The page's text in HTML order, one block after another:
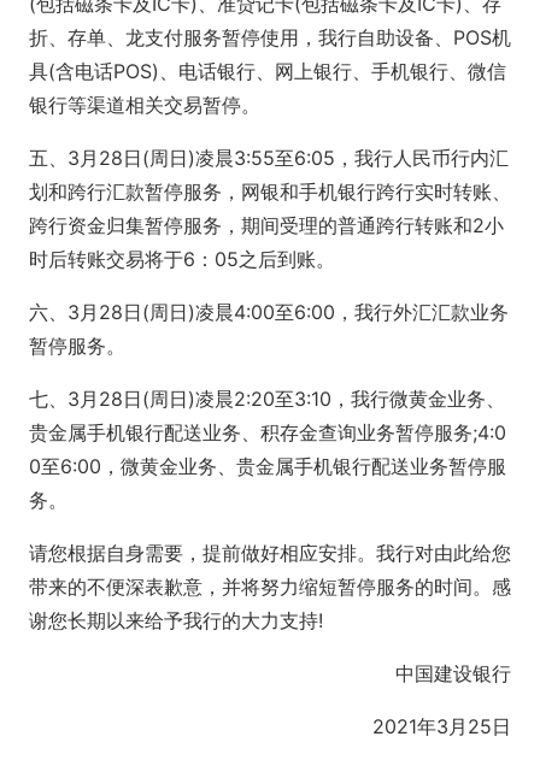
折、存单、龙支付服务暂停使用，我行自助设备、POS机
具(含电话POS)、电话银行、网上银行、手机银行、微信
银行等渠道相关交易暂停。
五、3月28日(周日)凌晨3:55至6:05，我行人民币行内汇
划和跨行汇款暂停服务，网银和手机银行跨行实时转账、
跨行资金归集暂停服务，期间受理的普通跨行转账和2小
时后转账交易将于6：05之后到账。
六、3月28日(周日)凌晨4:00至6:00，我行外汇汇款业务
暂停服务。
七、3月28日(周日)凌晨2:20至3:10，我行微黄金业务、
贵金属手机银行配送业务、积存金查询业务暂停服务;4:0
0至6:00，微黄金业务、贵金属手机银行配送业务暂停服
务。
请您根据自身需要，提前做好相应安排。我行对由此给您
带来的不便深表歉意，并将努力缩短暂停服务的时间。感
谢您长期以来给予我行的大力支持!
中国建设银行
2021年3月25日